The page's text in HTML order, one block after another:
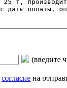
(введите
согласие на